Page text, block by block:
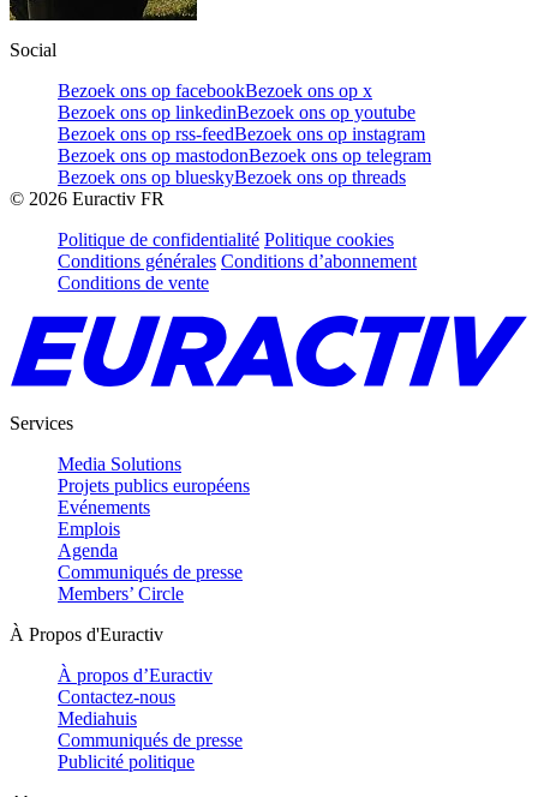
Social
Bezoek ons op facebookBezoek ons op x
Bezoek ons op linkedinBezoek ons op youtube
Bezoek ons op rss-feedBezoek ons op instagram
Bezoek ons op mastodonBezoek ons op telegram
Bezoek ons op blueskyBezoek ons op threads
© 2026 Euractiv FR
Politique de confidentialité Politique cookies
Conditions générales Conditions d’abonnement
Conditions de vente
Services
Media Solutions
Projets publics européens
Evénements
Emplois
Agenda
Communiqués de presse
Members’ Circle
À Propos d'Euractiv
À propos d’Euractiv
Contactez-nous
Mediahuis
Communiqués de presse
Publicité politique